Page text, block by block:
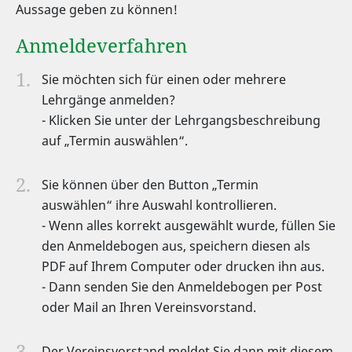
Aussage geben zu können!
Anmeldeverfahren
Sie möchten sich für einen oder mehrere
Lehrgänge anmelden?
- Klicken Sie unter der Lehrgangsbeschreibung
auf „Termin auswählen“.
Sie können über den Button „Termin
auswählen“ ihre Auswahl kontrollieren.
- Wenn alles korrekt ausgewählt wurde, füllen Sie
den Anmeldebogen aus, speichern diesen als
PDF auf Ihrem Computer oder drucken ihn aus.
- Dann senden Sie den Anmeldebogen per Post
oder Mail an Ihren Vereinsvorstand.